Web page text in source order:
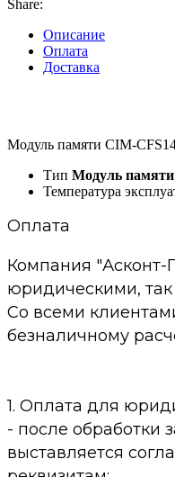
Share:
Описание
Оплата
Доставка
Модуль памяти CIM-
Тип Модуль памяти
Температура
Оплата
Компания "Асконт-
юридическими,
Со всеми
безналичному
1. Оплата для
- после обработки
выставляется